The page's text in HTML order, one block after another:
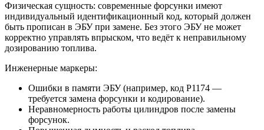
Физическая сущность: современные форсунки имеют
индивидуальный идентификационный код, который должен
быть прописан в ЭБУ при замене. Без этого ЭБУ не может
корректно управлять впрыском, что ведёт к неправильному
дозированию топлива.
Инженерные маркеры:
Ошибки в памяти ЭБУ (например, код P1174 —
требуется замена форсунки и кодирование).
Неравномерность работы цилиндров после замены
форсунок.